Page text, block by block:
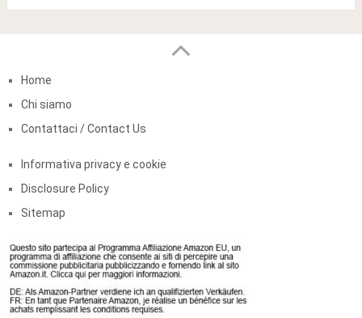
Home
Chi siamo
Contattaci / Contact Us
Informativa privacy e cookie
Disclosure Policy
Sitemap